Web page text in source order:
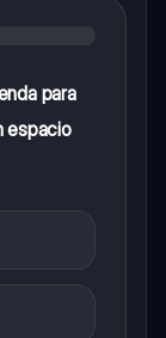
para
espacio